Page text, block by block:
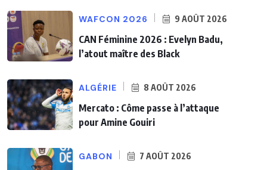
WAFCON 2026 9 AOÛT 2026
CAN Féminine 2026 : Evelyn Badu,
l’atout maître des Black
ALGÉRIE 8 AOÛT 2026
Mercato : Côme passe à l’attaque
pour Amine Gouiri
GABON 7 AOÛT 2026